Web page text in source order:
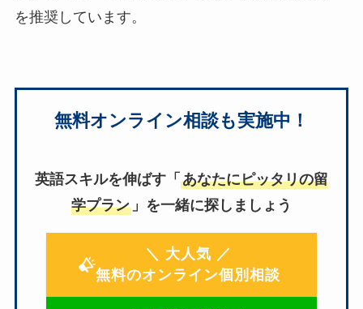
を推奨しています。
無料オンライン相談も実施中！
英語スキルを伸ばす「 あなたにピッタリの留
学プラン 」を一緒に探しましょう
＼ 大人気 ／
無料のオンライン個別相談